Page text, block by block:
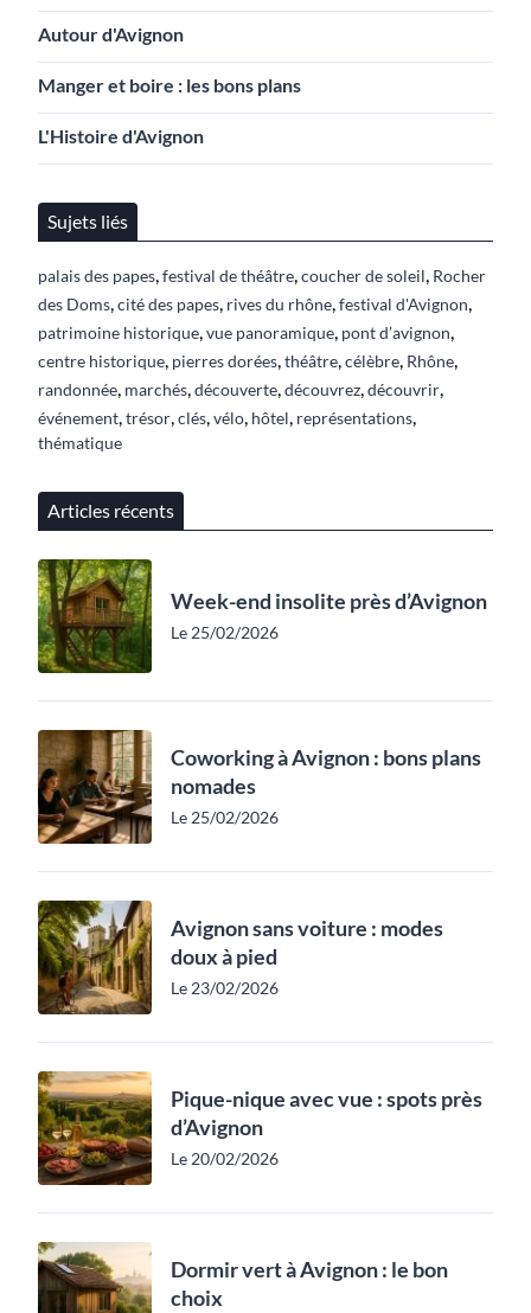
Autour d'Avignon
Manger et boire : les bons plans
L'Histoire d'Avignon
Sujets liés
palais des papes,festival de théâtre,coucher de soleil, Rocher
des Doms,cité des papes, rives du rhône,festival d'Avignon,
patrimoine historique,vue panoramique, pont d’avignon,
centre historique, pierres dorées,théâtre,célèbre, Rhône,
randonnée, marchés,découverte,découvrez,découvrir,
événement,trésor,clés,vélo, hôtel, représentations,
thématique
Articles récents
Week-end insolite près d’Avignon
Le 25/02/2026
Coworking à Avignon : bons plans
nomades
Le 25/02/2026
Avignon sans voiture : modes
doux à pied
Le 23/02/2026
Pique-nique avec vue : spots près
d’Avignon
Le 20/02/2026
Dormir vert à Avignon : le bon
choix